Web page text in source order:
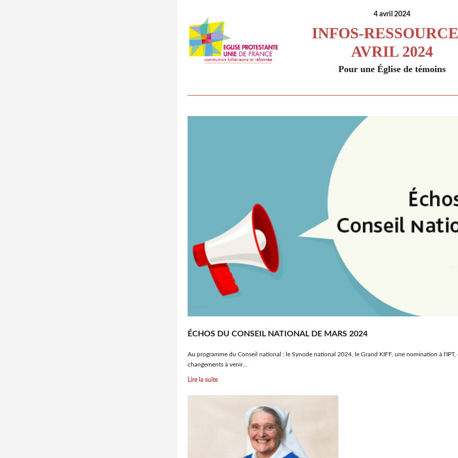
4 avril 2024
INFOS-
AVRIL 2024
Pour une Église de témoins
ÉCHOS DU CONSEIL NATIONAL DE MARS 2024
Au programme du Conseil national : le Synode national 2024, le Grand KIFF, une nomination à l'IPT,
changements à venir...
Lire la suite